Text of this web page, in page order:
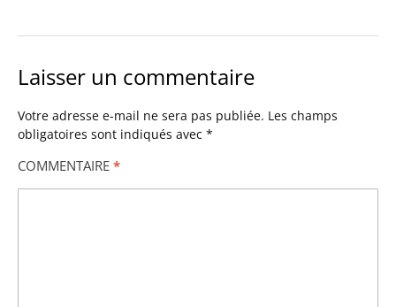
Laisser un commentaire
Votre adresse e-mail ne sera pas publiée. Les champs
obligatoires sont indiqués avec *
COMMENTAIRE *